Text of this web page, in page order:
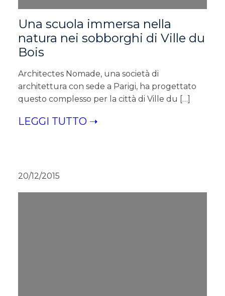
Una scuola immersa nella
natura nei sobborghi di Ville du
Bois
Architectes Nomade, una società di
architettura con sede a Parigi, ha progettato
questo complesso per la città di Ville du […]
LEGGI TUTTO ➝
20/12/2015